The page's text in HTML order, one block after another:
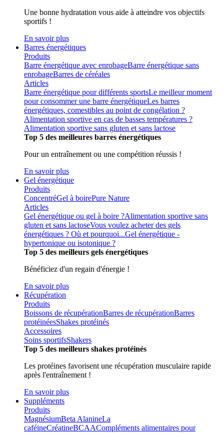
Une bonne hydratation vous aide à atteindre vos objectifs
sportifs !
En savoir plus
Barres énergétiques
Produits
Barre énergétique avec enrobageBarre énergétique sans
enrobageBarres de céréales
Articles
Barre énergétique pour différents sportsLe meilleur moment
pour consommer une barre énergétiqueLes barres
énergétiques, comestibles au point de congélation ?
Alimentation sportive en cas de basses températures ?
Alimentation sportive sans gluten et sans lactose
Top 5 des meilleures barres énergétiques
Pour un entraînement ou une compétition réussis !
En savoir plus
Gel énergétique
Produits
ConcentréGel à boirePure Nature
Articles
Gel énergétique ou gel à boire ?Alimentation sportive sans
gluten et sans lactoseVous voulez acheter des gels
énergétiques ? Où et pourquoi...Gel énergétique -
hypertonique ou isotonique ?
Top 5 des meilleurs gels énergétiques
Bénéficiez d'un regain d'énergie !
En savoir plus
Récupération
Produits
Boissons de récupérationBarres de récupérationBarres
protéinéesShakes protéinés
Accessoires
Soins sportifsShakers
Top 5 des meilleurs shakes protéinés
Les protéines favorisent une récupération musculaire rapide
après l'entraînement !
En savoir plus
Suppléments
Produits
MagnésiumBeta AlanineLa
caféineCréatineBCAACompléments alimentaires pour